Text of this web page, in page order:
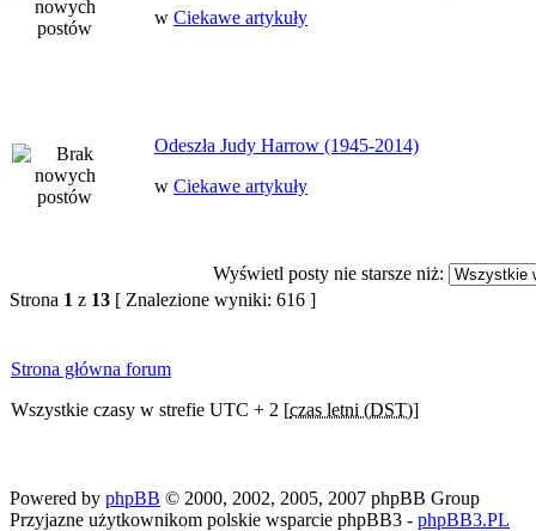
w Ciekawe artykuły
Odeszła Judy Harrow (1945-2014)
w Ciekawe artykuły
Wyświetl posty nie starsze niż:
Strona 1 z 13 [ Znalezione wyniki: 616 ]
Strona główna forum
Wszystkie czasy w strefie UTC + 2 [czas letni (DST)]
Powered by phpBB © 2000, 2002, 2005, 2007 phpBB Group
Przyjazne użytkownikom polskie wsparcie phpBB3 - phpBB3.PL